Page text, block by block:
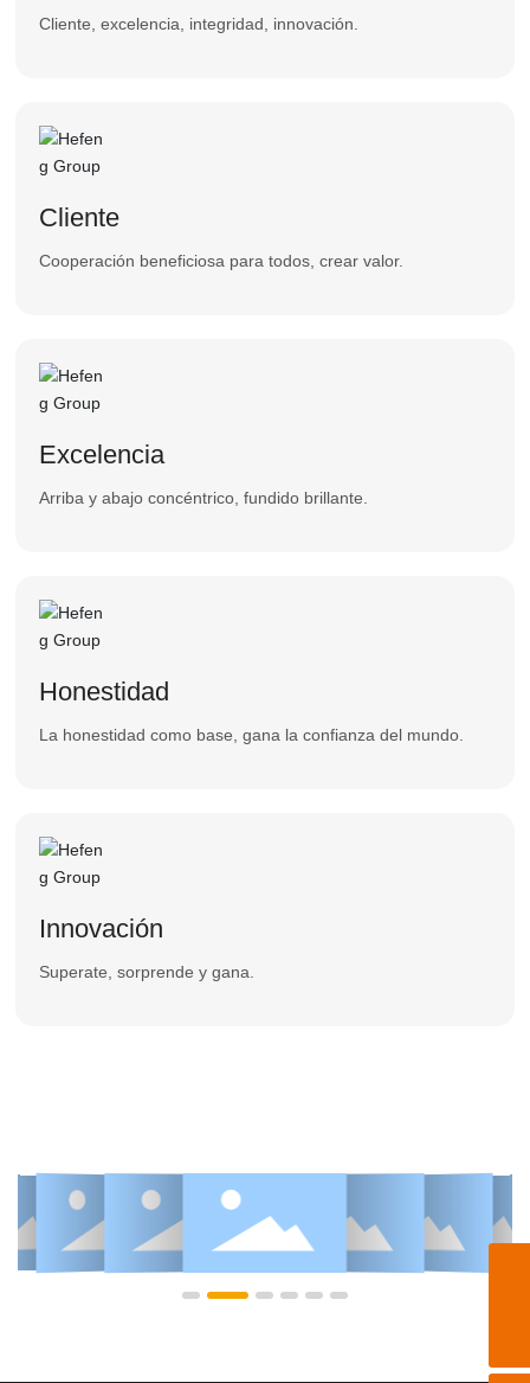
Cliente, excelencia, integridad, innovación.
Cliente
Cooperación beneficiosa para todos, crear valor.
Excelencia
Arriba y abajo concéntrico, fundido brillante.
Honestidad
La honestidad como base, gana la confianza del mundo.
Innovación
Superate, sorprende y gana.
horizon@horizon-quartz.com